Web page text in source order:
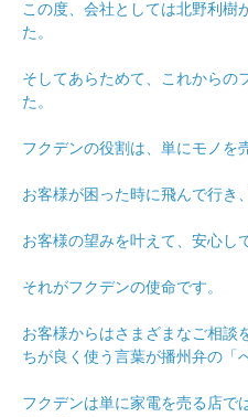
この度、会社としては北野利樹
た。
そしてあらためて、これからの
た。
フクデンの役割は、単にモノを
お客様が困った時に飛んで行き
お客様の望みを叶えて、安心し
それがフクデンの使命です。
お客様からはさまざまなご相談
ちが良く使う言葉が播州弁の「
フクデンは単に家電を売る店で